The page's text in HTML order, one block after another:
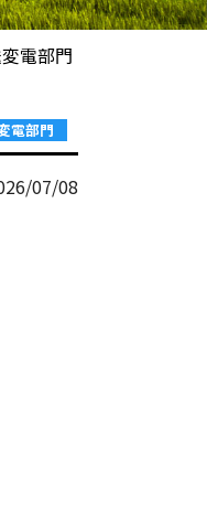
電部門
電部門
07/08